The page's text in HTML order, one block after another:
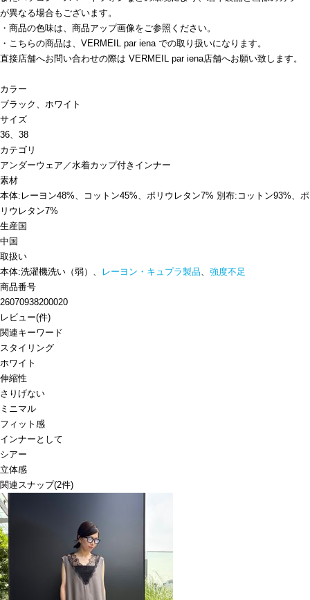
が異なる場合もございます。
・商品の色味は、商品アップ画像をご参照ください。
・こちらの商品は、VERMEIL par iena での取り扱いになります。
直接店舗へお問い合わせの際は VERMEIL par iena店舗へお願い致します。
カラー
ブラック、ホワイト
サイズ
36、38
カテゴリ
アンダーウェア／水着カップ付きインナー
素材
本体:レーヨン48%、コットン45%、ポリウレタン7% 別布:コットン93%、ポ
リウレタン7%
生産国
中国
取扱い
本体:洗濯機洗い（弱）、
レーヨン・キュプラ製品、 強度不足
商品番号
26070938200020
レビュー(件)
関連キーワード
スタイリング
ホワイト
伸縮性
さりげない
ミニマル
フィット感
インナーとして
シアー
立体感
関連スナップ(2件)